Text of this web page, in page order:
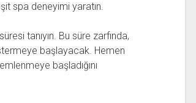
spa deneyimi yaratın.
tanıyın. Bu süre zarfında,
başlayacak. Hemen
başladığını